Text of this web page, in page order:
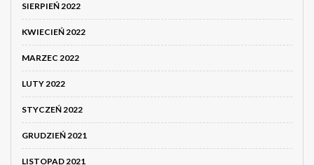
SIERPIEŃ 2022
KWIECIEŃ 2022
MARZEC 2022
LUTY 2022
STYCZEŃ 2022
GRUDZIEŃ 2021
LISTOPAD 2021